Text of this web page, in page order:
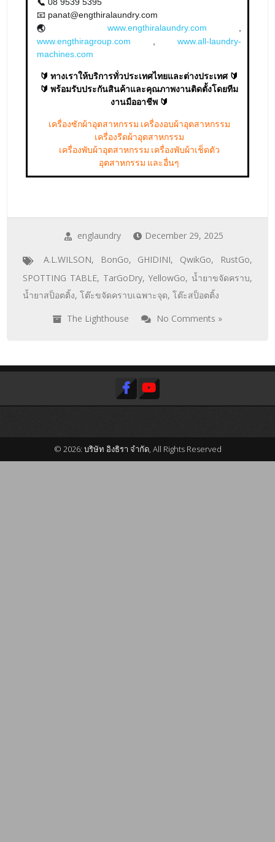
📞
📧 panat@engthiralaundry.com
🌏 www.engthiralaundry.com ,
www.engthiragroup.com , www.all-laundry-
machines.com
🔰 ทางเราให้บริการทั่วประเทศไทยและต่างประเทศ 🔰
🔰 พร้อมรับประกันสินค้าและคุณภาพงานติดตั้งโดยทีม
งานมืออาชีพ 🔰
เครื่องซักผ้าอุตสาหกรรม เครื่องอบผ้าอุตสาหกรรม
เครื่องรีดผ้าอุตสาหกรรม
เครื่องพับผ้าอุตสาหกรรม เครื่องพับผ้าเช็ดตัว
อุตสาหกรรม และอื่นๆ
englaundry December 29, 2025
A.L.WILSON, BonGo, GHIDINI, QwikGo, RustGo,
SPOTTING TABLE, TarGoDry,YellowGo, น้ำยาขจัดคราบ,
น้ำยาสป็อตติ้ง,โต๊ะขจัดคราบเฉพาะจุด,โต๊ะสป็อตติ้ง
The Lighthouse
No Comments »
© 2026: บริษัท อิงธิรา จำกัด, All Rights Reserved